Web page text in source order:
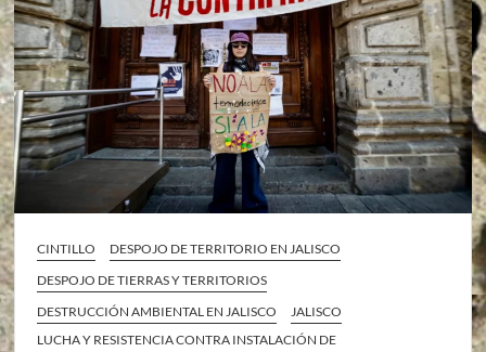
CINTILLO
DESPOJO DE TERRITORIO EN JALISCO
DESPOJO DE TIERRAS Y TERRITORIOS
DESTRUCCIÓN AMBIENTAL EN JALISCO
JALISCO
LUCHA Y RESISTENCIA CONTRA INSTALACIÓN DE